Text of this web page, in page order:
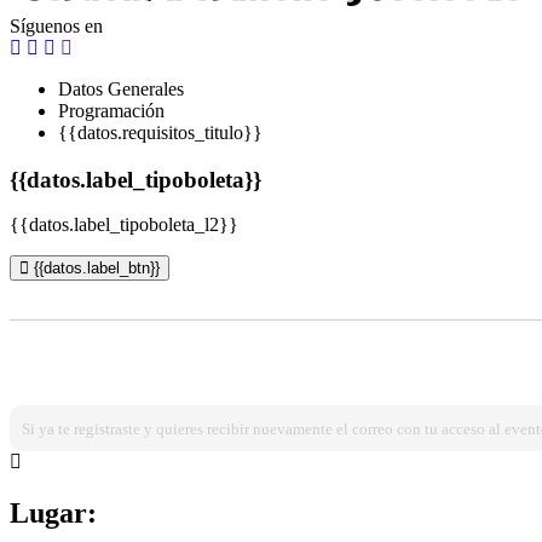
Síguenos en
Datos Generales
Programación
{{datos.requisitos_titulo}}
{{datos.label_tipoboleta}}
{{datos.label_tipoboleta_l2}}
{{datos.label_btn}}
Si ya te registraste y quieres recibir nuevamente el correo con tu acceso al
Lugar: